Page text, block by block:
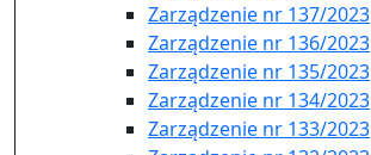
Zarządzenie nr 137/2023
Zarządzenie nr 136/2023
Zarządzenie nr 135/2023
Zarządzenie nr 134/2023
Zarządzenie nr 133/2023